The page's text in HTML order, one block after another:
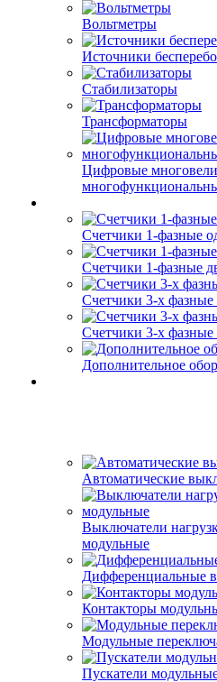
Вольтметры
Источники
Стабилизаторы
Трансформаторы
Цифровые
Счетчики 1-фазные
Счетчики 1-фазные
Счетчики 3-х
Счетчики 3-х
Дополнительное
Автоматические
Выключатели
модульные
Дифференциальные
Контакторы
Модульные
Пускатели